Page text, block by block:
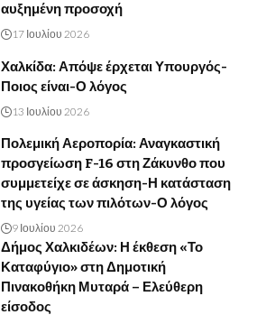
αυξημένη προσοχή
17 Ιουλίου 2026
Χαλκίδα: Απόψε έρχεται Υπουργός-
Ποιος είναι-Ο λόγος
13 Ιουλίου 2026
Πολεμική Αεροπορία: Αναγκαστική
προσγείωση F-16 στη Ζάκυνθο που
συμμετείχε σε άσκηση-Η κατάσταση
της υγείας των πιλότων-Ο λόγος
9 Ιουλίου 2026
Δήμος Χαλκιδέων: Η έκθεση «Το
Καταφύγιο» στη Δημοτική
Πινακοθήκη Μυταρά – Ελεύθερη
είσοδος